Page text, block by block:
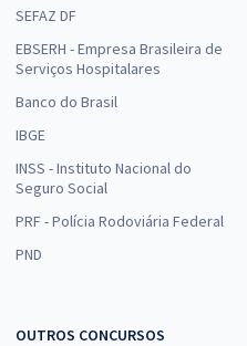
SEFAZ DF
EBSERH - Empresa Brasileira de
Serviços Hospitalares
Banco do Brasil
IBGE
INSS - Instituto Nacional do
Seguro Social
PRF - Polícia Rodoviária Federal
PND
OUTROS CONCURSOS